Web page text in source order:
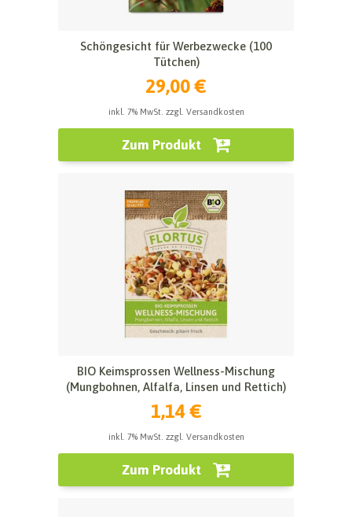
Schöngesicht für Werbezwecke (100
Tütchen)
29,00 €
inkl. 7% MwSt. zzgl. Versandkosten
Zum Produkt
BIO Keimsprossen Wellness-Mischung
(Mungbohnen, Alfalfa, Linsen und Rettich)
1,14 €
inkl. 7% MwSt. zzgl. Versandkosten
Zum Produkt